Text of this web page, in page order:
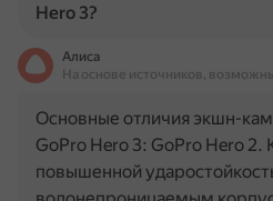
Hero 3?
Алиса
На основе источников,
Основные отличия экшн-
GoPro Hero 3: GoPro Hero 2.
повышенной